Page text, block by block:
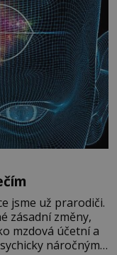
jsme už prarodiči.
zásadní změny,
mzdová účetní a
náročným